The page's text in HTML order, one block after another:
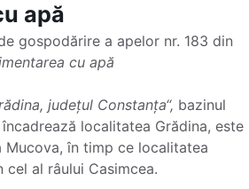
apă
gospodărire a apelor nr. 183 din
ea cu apă
, județul Constanța“, bazinul
localitatea Grădina, este
Mucova, în timp ce localitatea
cel al râului Casimcea.